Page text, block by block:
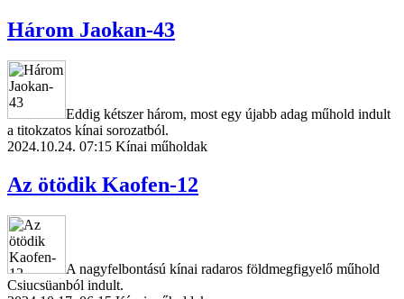
Három Jaokan-43
Eddig kétszer három, most egy újabb adag műhold indult
a titokzatos kínai sorozatból.
2024.10.24. 07:15 Kínai műholdak
Az ötödik Kaofen-12
A nagyfelbontású kínai radaros földmegfigyelő műhold
Csiucsüanból indult.